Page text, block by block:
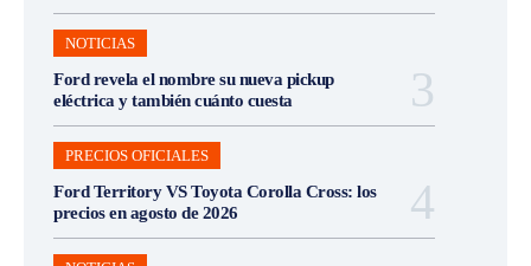
NOTICIAS
Ford revela el nombre su nueva pickup
eléctrica y también cuánto cuesta
PRECIOS OFICIALES
Ford Territory VS Toyota Corolla Cross: los
precios en agosto de 2026